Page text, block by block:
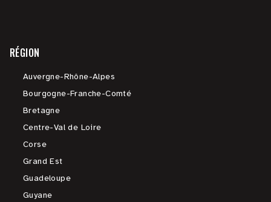
RÉGION
Auvergne-Rhône-Alpes
Bourgogne-Franche-Comté
Bretagne
Centre-Val de Loire
Corse
Grand Est
Guadeloupe
Guyane